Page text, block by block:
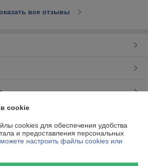
все отзывы
cookie
cookies для обеспечения удобства
и предоставления персональных
настроить файлы cookies или